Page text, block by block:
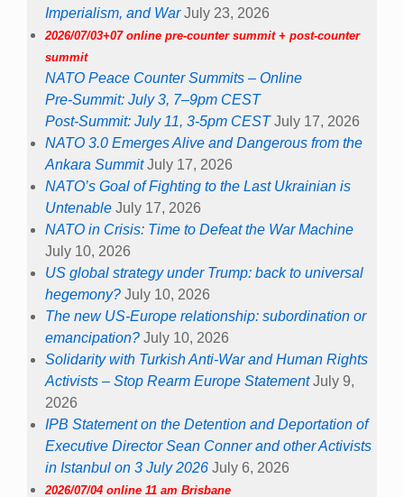
Imperialism, and War July 23, 2026
2026/07/03+07 online pre-counter summit + post-counter
summit
NATO Peace Counter Summits – Online
Pre-Summit: July 3, 7–9pm CEST
Post-Summit: July 11, 3-5pm CEST July 17, 2026
NATO 3.0 Emerges Alive and Dangerous from the
Ankara Summit July 17, 2026
NATO’s Goal of Fighting to the Last Ukrainian is
Untenable July 17, 2026
NATO in Crisis: Time to Defeat the War Machine
July 10, 2026
US global strategy under Trump: back to universal
hegemony? July 10, 2026
The new US-Europe relationship: subordination or
emancipation? July 10, 2026
Solidarity with Turkish Anti-War and Human Rights
Activists – Stop Rearm Europe Statement July 9,
2026
IPB Statement on the Detention and Deportation of
Executive Director Sean Conner and other Activists
in Istanbul on 3 July 2026 July 6, 2026
2026/07/04 online 11 am Brisbane